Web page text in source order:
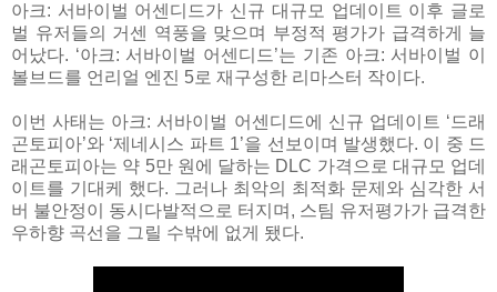
아크: 서바이벌 어센디드가 신규 대규모 업데이트 이후 글로
벌 유저들의 거센 역풍을 맞으며 부정적 평가가 급격하게 늘
어났다. ‘아크: 서바이벌 어센디드’는 기존 아크: 서바이벌 이
볼브드를 언리얼 엔진 5로 재구성한 리마스터 작이다.
이번 사태는 아크: 서바이벌 어센디드에 신규 업데이트 ‘드래
곤토피아’와 ‘제네시스 파트 1’을 선보이며 발생했다. 이 중 드
래곤토피아는 약 5만 원에 달하는 DLC 가격으로 대규모 업데
이트를 기대케 했다. 그러나 최악의 최적화 문제와 심각한 서
버 불안정이 동시다발적으로 터지며, 스팀 유저평가가 급격한
우하향 곡선을 그릴 수밖에 없게 됐다.